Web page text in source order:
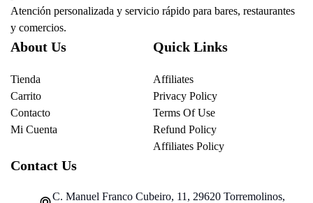
Atención personalizada y servicio rápido para bares, restaurantes
y comercios.
About Us
Tienda
Carrito
Contacto
Mi Cuenta
Quick Links
Affiliates
Privacy Policy
Terms Of Use
Refund Policy
Affiliates Policy
Contact Us
C. Manuel Franco Cubeiro, 11, 29620 Torremolinos,